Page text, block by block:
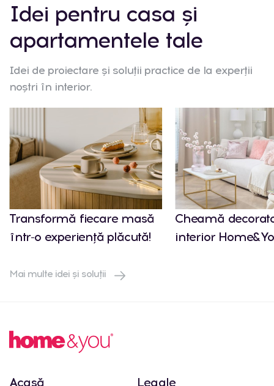
Idei pentru casa și
apartamentele tale
Idei de proiectare și soluții practice de la experții
noștri în interior.
Transformă fiecare masă
într-o experiență plăcută!
Cheamă
interior
Mai multe idei și soluții
Acasă Legale